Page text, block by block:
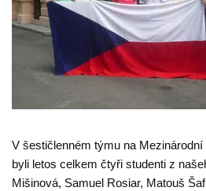
V šestičlenném týmu na
byli letos celkem čtyři studenti z
Mišinová, Samuel Rosiar, Matouš